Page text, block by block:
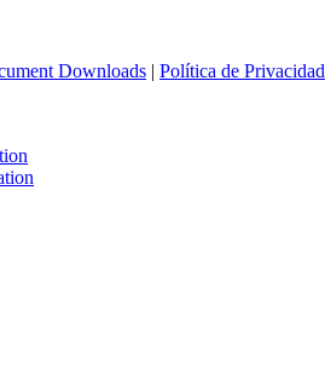
Downloads | Política de Privacidad